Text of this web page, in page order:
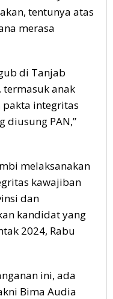
tentunya atas
merasa
di Tanjab
anak
pakta integritas
diusung PAN,”
melaksanakan
kawajiban
dan
kandidat yang
2024, Rabu
ini, ada
Bima Audia